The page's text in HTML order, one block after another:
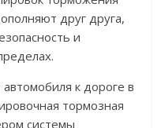
друг друга,
и
к дороге в
тормозная
системы